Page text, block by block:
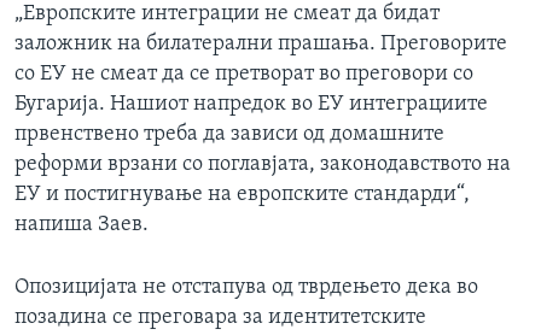
„Европските интеграции не смеат да бидат
заложник на билатерални прашања. Преговорите
со ЕУ не смеат да се претворат во преговори со
Бугарија. Нашиот напредок во ЕУ интеграциите
првенствено треба да зависи од домашните
реформи врзани со поглавјата, законодавството на
ЕУ и постигнување на европските стандарди“,
напиша Заев.
Опозицијата не отстапува од тврдењето дека во
позадина се преговара за идентитетските